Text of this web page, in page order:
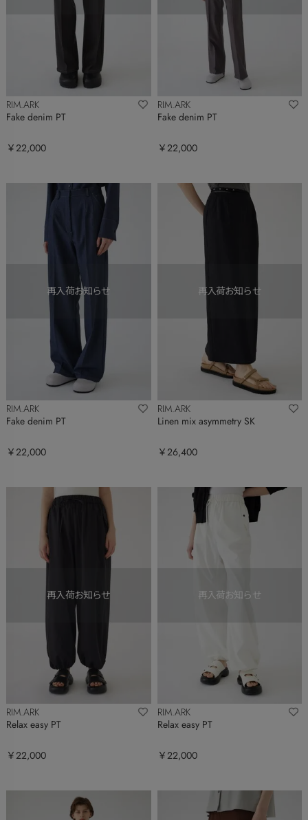
RIM.ARK
Fake denim PT
￥22,000
RIM.ARK
Fake denim PT
￥22,000
RIM.ARK
Fake denim PT
￥22,000
RIM.ARK
Linen mix asymmetry SK
￥26,400
RIM.ARK
Relax easy PT
￥22,000
RIM.ARK
Relax easy PT
￥22,000